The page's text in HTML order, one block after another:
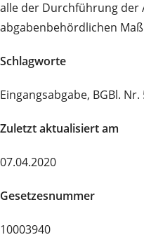
alle der Durchführung der
abgabenbehördlichen
Schlagworte
Eingangsabgabe, BGBl. Nr.
Zuletzt aktualisiert am
07.04.2020
Gesetzesnummer
10003940